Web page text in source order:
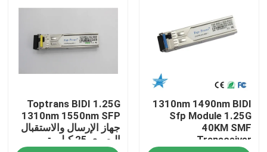
مسكن
1310nm 1490nm BIDI
Sfp Module 1.25G
40KM SMF
Transceiver
Toptrans BIDI 1.25G
1310nm 1550nm SFP
جهاز الإرسال والاستقبال
البصري 25 كيلومتر